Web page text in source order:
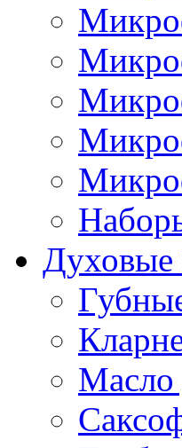
Духовые
Масло